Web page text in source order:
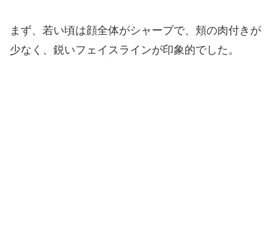
まず、若い頃は顔全体がシャープで、頬の肉付きが
少なく、鋭いフェイスラインが印象的でした。